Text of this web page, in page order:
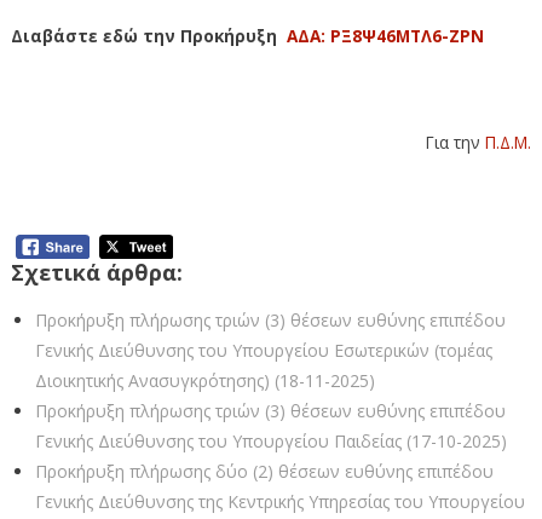
Διαβάστε εδώ την Προκήρυξη ΑΔΑ: ΡΞ8Ψ46ΜΤΛ6-ΖΡΝ
Για τηνΠ.Δ.Μ.
Σχετικά άρθρα:
Προκήρυξη πλήρωσης τριών (3) θέσεων ευθύνης επιπέδου
Γενικής Διεύθυνσης του Υπουργείου Εσωτερικών (τομέας
Διοικητικής Ανασυγκρότησης) (18-11-2025)
Προκήρυξη πλήρωσης τριών (3) θέσεων ευθύνης επιπέδου
Γενικής Διεύθυνσης του Υπουργείου Παιδείας (17-10-2025)
Προκήρυξη πλήρωσης δύο (2) θέσεων ευθύνης επιπέδου
Γενικής Διεύθυνσης της Κεντρικής Υπηρεσίας του Υπουργείου